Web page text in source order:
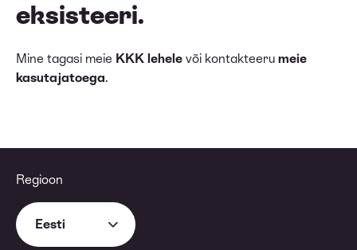
eksisteeri.
Mine tagasi meie KKK lehele või kontakteeru meie
kasutajatoega.
Regioon
Eesti